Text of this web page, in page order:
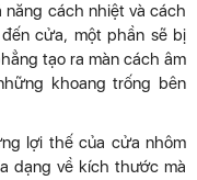
cách nhiệt và cách
cửa, một phần sẽ bị
tạo ra màn cách âm
khoang trống bên
lợi thế của cửa nhôm
dạng về kích thước mà